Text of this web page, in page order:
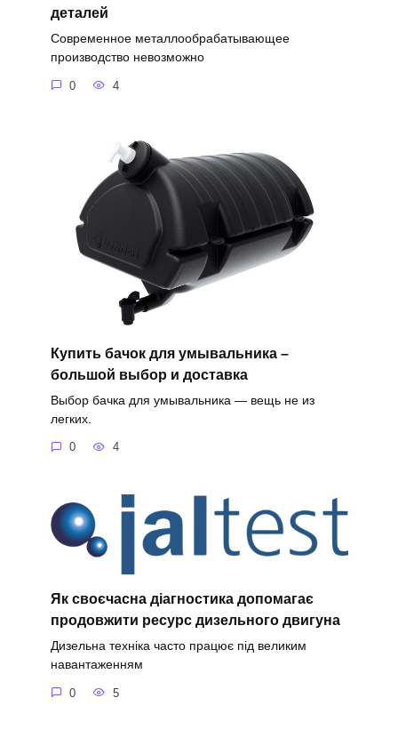
деталей
Современное металлообрабатывающее
производство невозможно
0 4
Купить бачок для умывальника –
большой выбор и доставка
Выбор бачка для умывальника — вещь не из
легких.
0 4
Як своєчасна діагностика допомагає
продовжити ресурс дизельного двигуна
Дизельна техніка часто працює під великим
навантаженням
0 5